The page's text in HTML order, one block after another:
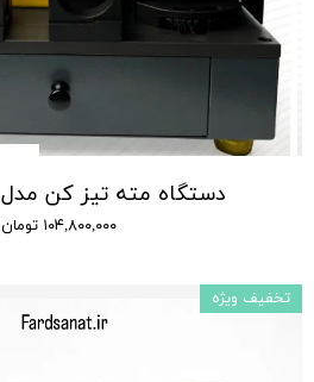
دستگاه مته تیز کن مدل AST-32MG
۱۰۴,۸۰۰,۰۰۰ تومان
تخفیف ویژه